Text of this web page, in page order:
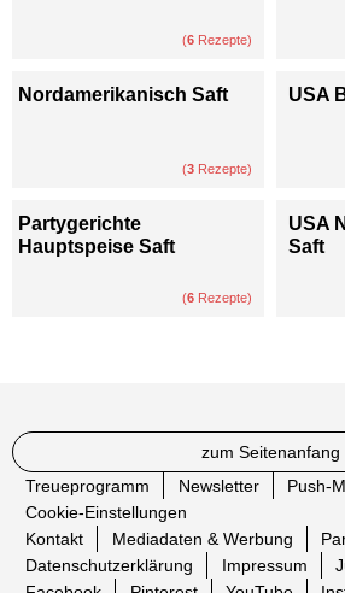
(6 Rezepte)
Nordamerikanisch Saft
(3 Rezepte)
USA
Partygerichte
Hauptspeise Saft
(6 Rezepte)
USA
Saft
zum Seitenanfang
Treueprogramm
Newsletter
Push-
Cookie-Einstellungen
Kontakt
Mediadaten & Werbung
Datenschutzerklärung
Impressum